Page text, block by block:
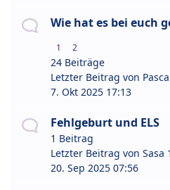
Wie hat es bei euch
1 2
24 Beiträge
Letzter Beitrag von
7. Okt 2025 17:13
Fehlgeburt und ELS
1 Beitrag
Letzter Beitrag von Sasa 1
20. Sep 2025 07:56